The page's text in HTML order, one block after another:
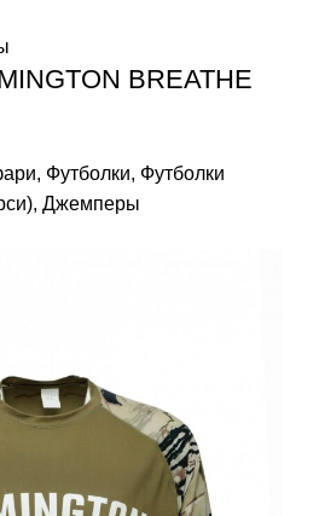
BREATHE
, Футболки, Футболки
, Джемперы